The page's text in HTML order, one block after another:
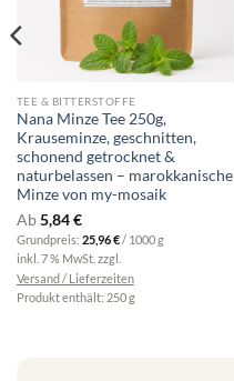
TEE & BITTERSTOFFE
Nana Minze Tee 250g,
Krauseminze, geschnitten,
schonend getrocknet &
naturbelassen – marokkanische
Minze von my-mosaik
Ab5,84€
Grundpreis: 25,96€/ 1000g
inkl. 7 % MwSt. zzgl.
Versand / Lieferzeiten
Produkt enthält: 250g